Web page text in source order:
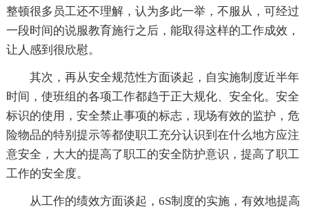
整顿很多员工还不理解，认为多此一举，不服从，可经过
一段时间的说服教育施行之后，能取得这样的工作成效，
让人感到很欣慰。
其次，再从安全规范性方面谈起，自实施制度近半年
时间，使班组的各项工作都趋于正大规化、安全化。安全
标识的使用，安全禁止事项的标志，现场有效的监护，危
险物品的特别提示等都使职工充分认识到在什么地方应注
意安全，大大的提高了职工的安全防护意识，提高了职工
工作的安全度。
从工作的绩效方面谈起，6S制度的实施，有效地提高